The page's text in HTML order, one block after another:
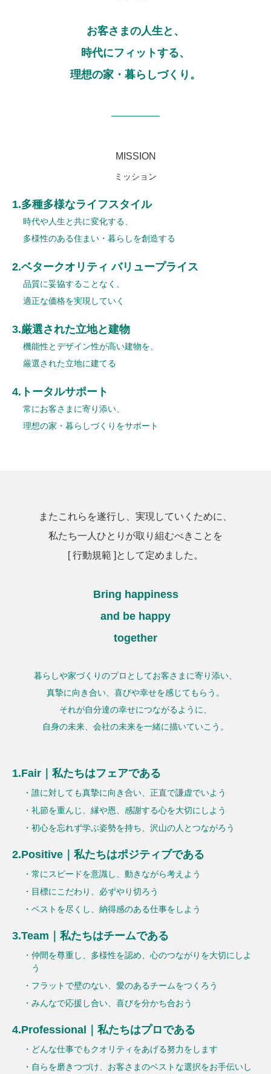
お客さまの人生と、
時代にフィットする、
理想の家・暮らしづくり。
MISSION
ミッション
1.多種多様なライフスタイル
時代や人生と共に変化する、
多様性のある住まい・暮らしを創造する
2.ベタークオリティ バリュープライス
品質に妥協することなく、
適正な価格を実現していく
3.厳選された立地と建物
機能性とデザイン性が高い建物を、
厳選された立地に建てる
4.トータルサポート
常にお客さまに寄り添い、
理想の家・暮らしづくりをサポート
またこれらを遂行し、実現していくために、
私たち一人ひとりが取り組むべきことを
[ 行動規範 ]として定めました。
Bring happiness
and be happy
together
暮らしや家づくりのプロとしてお客さまに寄り添い、
真摯に向き合い、喜びや幸せを感じてもらう。
それが自分達の幸せにつながるように、
自身の未来、会社の未来を一緒に描いていこう。
1.Fair｜私たちはフェアである
・誰に対しても真摯に向き合い、正直で謙虚でいよう
・礼節を重んじ、縁や恩、感謝する心を大切にしよう
・初心を忘れず学ぶ姿勢を持ち、沢山の人とつながろう
2.Positive｜私たちはポジティブである
・常にスピードを意識し、動きながら考えよう
・目標にこだわり、必ずやり切ろう
・ベストを尽くし、納得感のある仕事をしよう
3.Team｜私たちはチームである
・仲間を尊重し、多様性を認め、心のつながりを大切にしよ
う
・フラットで壁のない、愛のあるチームをつくろう
・みんなで応援し合い、喜びを分かち合おう
4.Professional｜私たちはプロである
・どんな仕事でもクオリティをあげる努力をします
・自らを磨きつづけ、お客さまのベストな選択をお手伝いし